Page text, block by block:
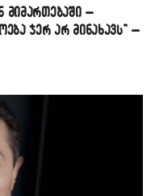
მიმართებაში –
ჯერ არ მინახავს” –